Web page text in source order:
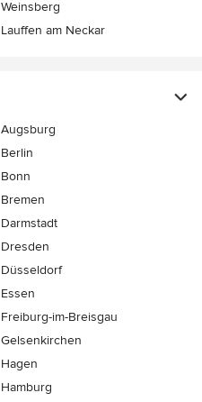
Weinsberg
Lauffen am Neckar
Augsburg
Berlin
Bonn
Bremen
Darmstadt
Dresden
Düsseldorf
Essen
Freiburg-im-Breisgau
Gelsenkirchen
Hagen
Hamburg